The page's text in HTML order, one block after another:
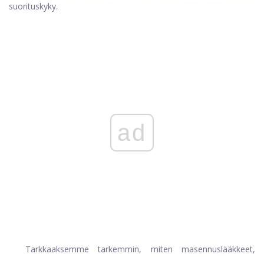
suorituskyky.
ad
Tarkkaaksemme tarkemmin, miten masennuslääkkeet,